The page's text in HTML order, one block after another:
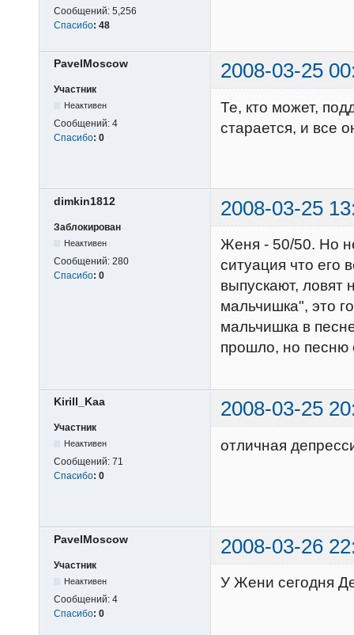
Сообщений: 5,256
Спасибо: 48
PavelMoscow 2008-03-25
Участник
Неактивен
Сообщений: 4
Спасибо: 0
Те, кто может,
старается, и все
dimkin1812 2008-03-25
Заблокирован
Неактивен
Сообщений: 280
Спасибо: 0
Женя - 50/50. Но
ситуация что его
выпускают,
мальчишка", это
мальчишка в
прошло, но песню
Kirill_Kaa 2008-03-25
Участник
Неактивен
Сообщений: 71
Спасибо: 0
отличная
PavelMoscow 2008-03-26
Участник
Неактивен
Сообщений: 4
Спасибо: 0
У Жени сегодня